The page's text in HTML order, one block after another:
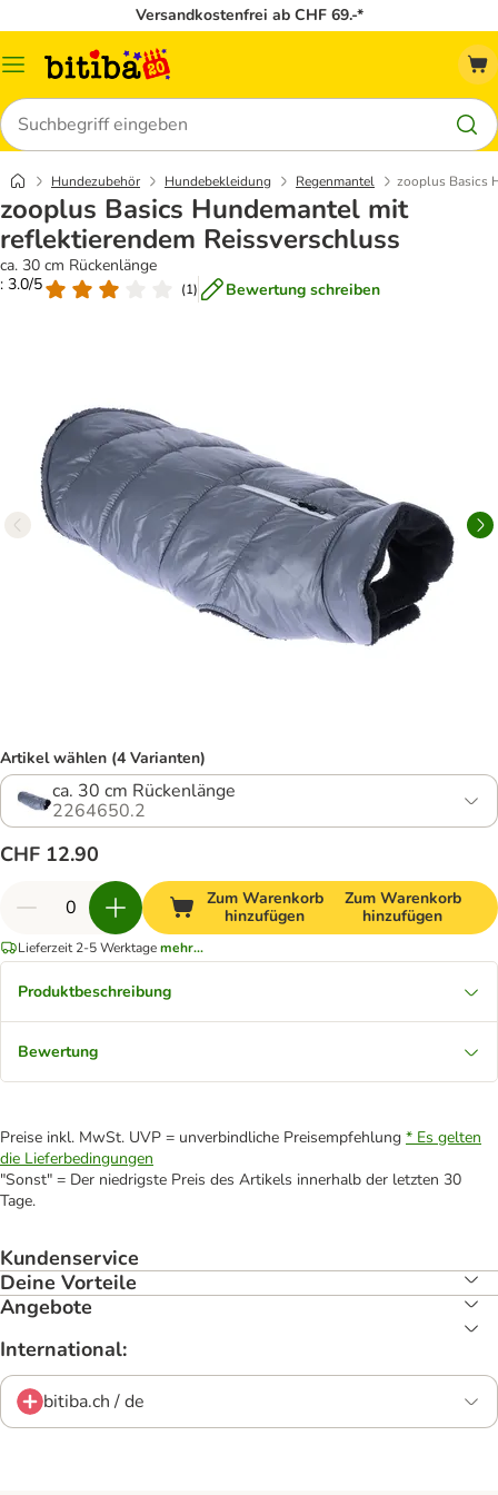
Versandkostenfrei ab CHF 69.-*
Menü
Suchen
Hundezubehör Hundebekleidung Regenmantel zooplus Basics
zooplus Basics Hundemantel mit
reflektierendem Reissverschluss
ca. 30 cm Rückenlänge
: 3.0/5
(1) Bewertung schreiben
Artikel wählen (4 Varianten)
ca. 30 cm Rückenlänge
2264650.2
CHF 12.90
Zum Warenkorb
hinzufügen
Zum Warenkorb
hinzufügen
Lieferzeit 2-5 Werktagemehr...
Produktbeschreibung
Bewertung
Preise inkl. MwSt. UVP = unverbindliche Preisempfehlung * Es gelten
die Lieferbedingungen
"Sonst" = Der niedrigste Preis des Artikels innerhalb der letzten 30
Tage.
Kundenservice
Deine Vorteile
Angebote
International:
bitiba.ch / de